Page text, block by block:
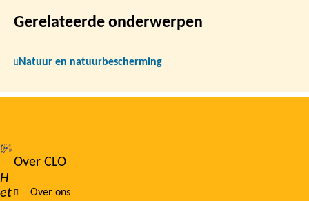
Gerelateerde onderwerpen
Natuur en natuurbescherming
H
et
Footer
Over CLO
Over ons